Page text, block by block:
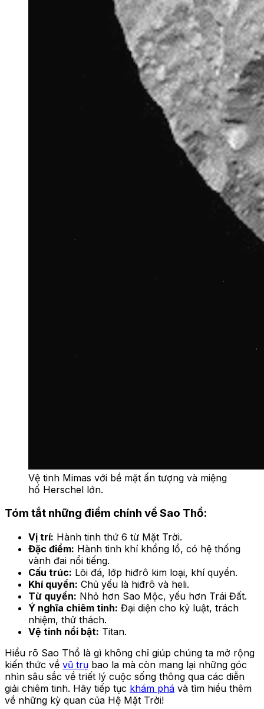
Vệ tinh Mimas với bề mặt ấn tượng và miệng
hố Herschel lớn.
Tóm tắt những điểm chính về Sao Thổ:
Vị trí: Hành tinh thứ 6 từ Mặt Trời.
Đặc điểm: Hành tinh khí khổng lồ, có hệ thống
vành đai nổi tiếng.
Cấu trúc: Lõi đá, lớp hiđrô kim loại, khí quyển.
Khí quyển: Chủ yếu là hiđrô và heli.
Từ quyển: Nhỏ hơn Sao Mộc, yếu hơn Trái Đất.
Ý nghĩa chiêm tinh: Đại diện cho kỷ luật, trách
nhiệm, thử thách.
Vệ tinh nổi bật: Titan.
Hiểu rõ Sao Thổ là gì không chỉ giúp chúng ta mở rộng
kiến thức về vũ trụ bao la mà còn mang lại những góc
nhìn sâu sắc về triết lý cuộc sống thông qua các diễn
giải chiêm tinh. Hãy tiếp tục khám phá và tìm hiểu thêm
về những kỳ quan của Hệ Mặt Trời!